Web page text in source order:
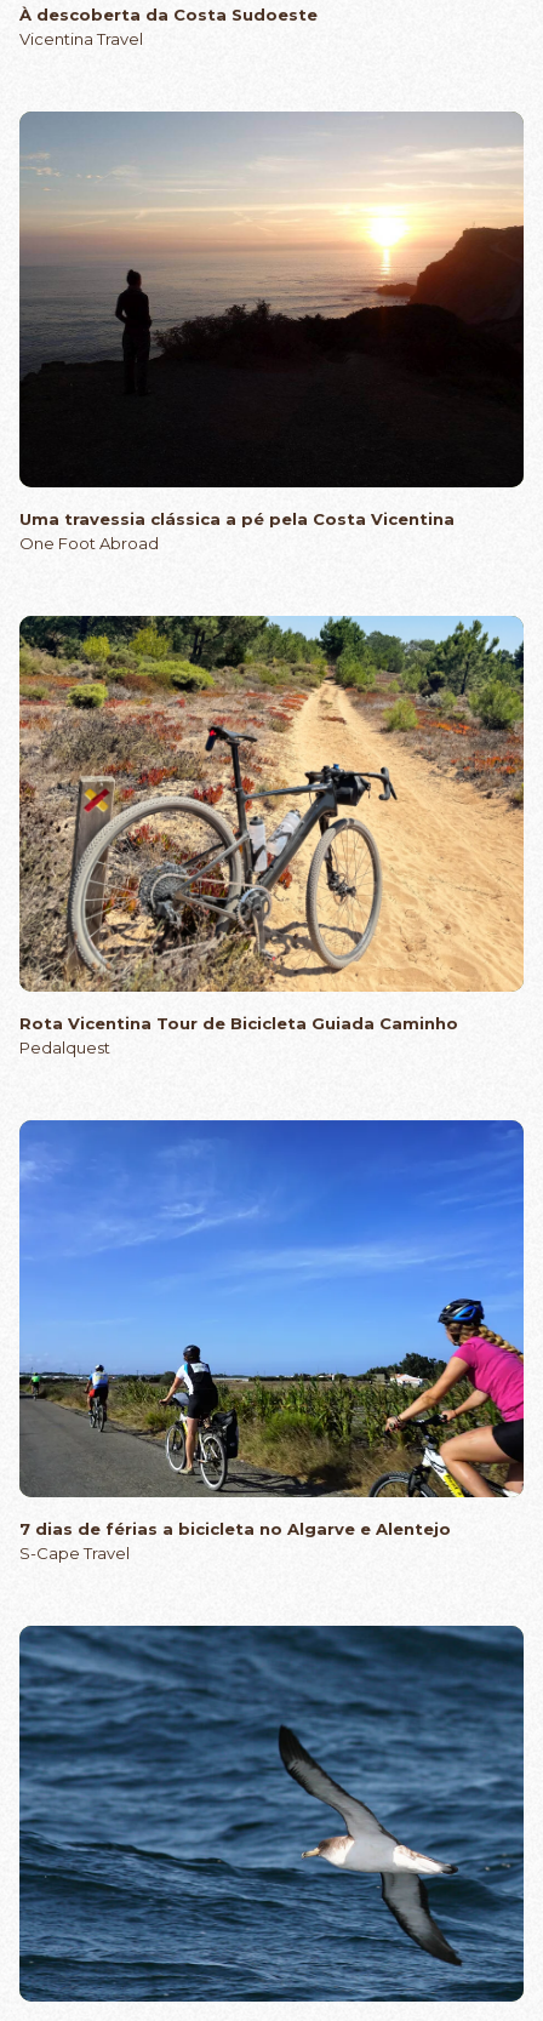
À descoberta da Costa Sudoeste
Vicentina Travel
Uma travessia clássica a pé pela Costa Vicentina
One Foot Abroad
Rota Vicentina Tour de Bicicleta Guiada Caminho
Pedalquest
7 dias de férias a bicicleta no Algarve e Alentejo
S-Cape Travel